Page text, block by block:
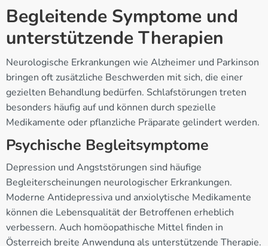
Begleitende Symptome und
unterstützende Therapien
Neurologische Erkrankungen wie Alzheimer und Parkinson
bringen oft zusätzliche Beschwerden mit sich, die einer
gezielten Behandlung bedürfen. Schlafstörungen treten
besonders häufig auf und können durch spezielle
Medikamente oder pflanzliche Präparate gelindert werden.
Psychische Begleitsymptome
Depression und Angststörungen sind häufige
Begleiterscheinungen neurologischer Erkrankungen.
Moderne Antidepressiva und anxiolytische Medikamente
können die Lebensqualität der Betroffenen erheblich
verbessern. Auch homöopathische Mittel finden in
Österreich breite Anwendung als unterstützende Therapie.